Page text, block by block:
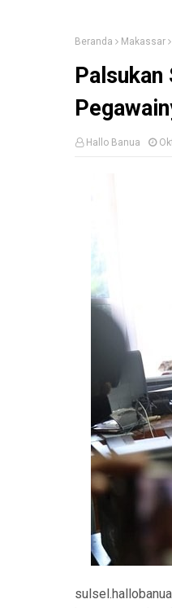
Beranda Makassar
Hallo Banua